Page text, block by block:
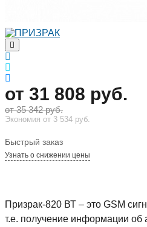
от 31 808 руб.
от 35 342 руб.
Экономия от 3 534 руб.
Быстрый заказ
Узнать о снижении цены
Призрак-820 ВТ – это GSM
т.е. получение информации об